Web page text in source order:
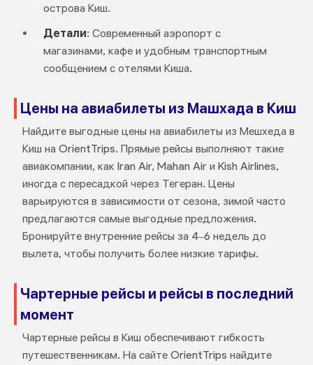
острова Киш.
Детали: Современный аэропорт с
магазинами, кафе и удобным транспортным
сообщением с отелями Киша.
Цены на авиабилеты из Машхада в Киш
Найдите выгодные цены на авиабилеты из Мешхеда в
Киш на OrientTrips. Прямые рейсы выполняют такие
авиакомпании, как Iran Air, Mahan Air и Kish Airlines,
иногда с пересадкой через Тегеран. Цены
варьируются в зависимости от сезона, зимой часто
предлагаются самые выгодные предложения.
Бронируйте внутренние рейсы за 4–6 недель до
вылета, чтобы получить более низкие тарифы.
Чартерные рейсы и рейсы в последний
момент
Чартерные рейсы в Киш обеспечивают гибкость
путешественникам. На сайте OrientTrips найдите